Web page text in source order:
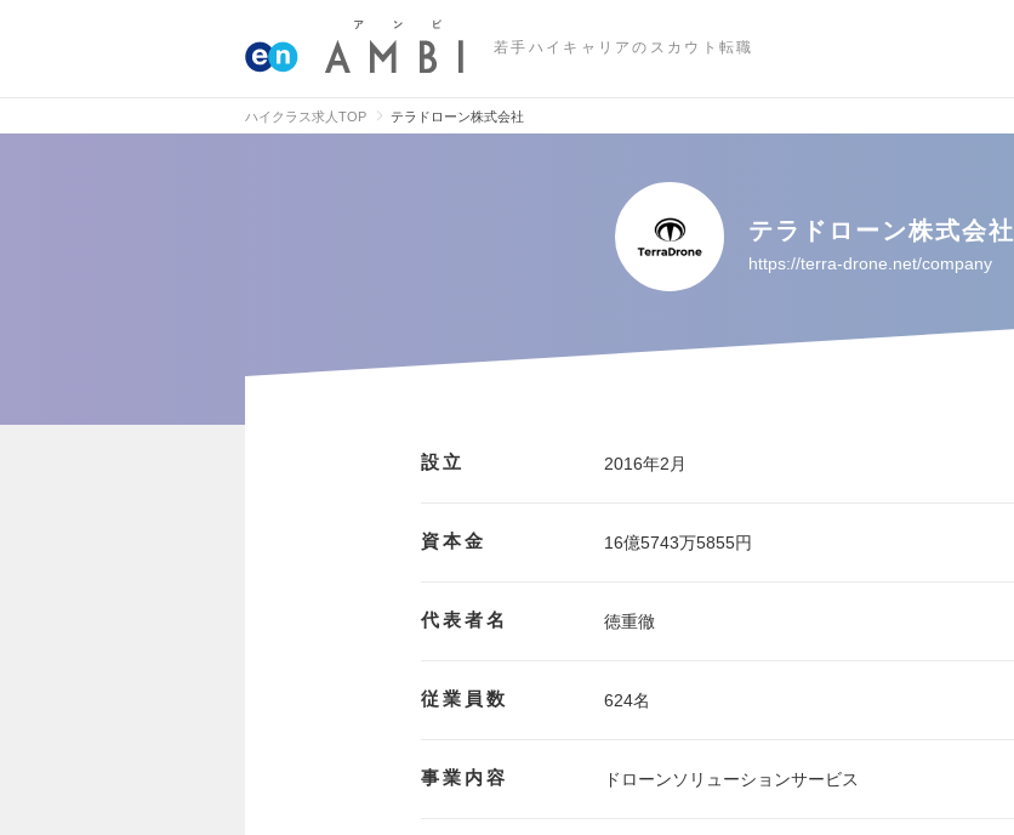
若手ハイキャリアのスカウト転職
ハイクラス求人TOP テラドローン株式会社
テラドローン株式会社
https://terra-drone.net/company
設立 2016年2月
資本金 16億5743万5855円
代表者名 徳重徹
従業員数 624名
事業内容 ドローンソリューションサービス